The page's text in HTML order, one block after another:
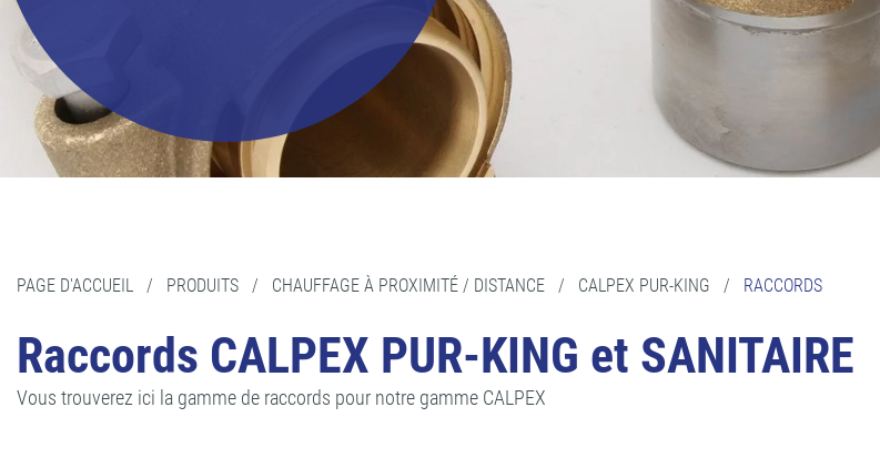
PAGE D'ACCUEIL / PRODUITS / CHAUFFAGE À PROXIMITÉ / DISTANCE / CALPEX PUR-KING / RACCORDS
Raccords CALPEX PUR-KING et SANITAIRE
Vous trouverez ici la gamme de raccords pour notre gamme CALPEX